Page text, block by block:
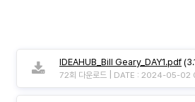
IDEAHUB_Bill Geary_DAY1.pdf
72회 다운로드 DATE : 2024-05-02